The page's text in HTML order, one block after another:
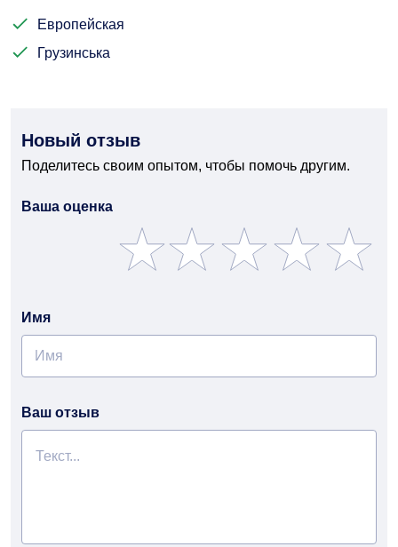
Европейская
Грузинська
Новый отзыв
Поделитесь своим опытом, чтобы помочь другим.
Ваша оценка
Имя
Ваш отзыв